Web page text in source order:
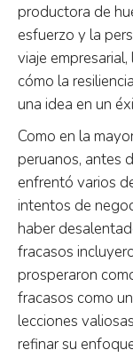
productora de
esfuerzo y la
viaje
cómo la
una idea en un
Como en la
peruanos, antes
enfrentó varios
intentos de
haber
fracasos
prosperaron
fracasos como
lecciones
refinar su